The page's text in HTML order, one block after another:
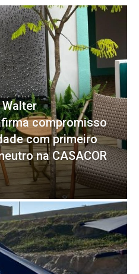
compromisso
com primeiro
na CASACOR